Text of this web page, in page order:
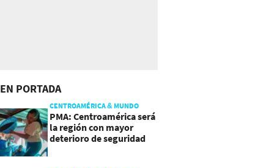
EN PORTADA
CENTROAMÉRICA & MUNDO
PMA: Centroamérica será
la región con mayor
deterioro de seguridad